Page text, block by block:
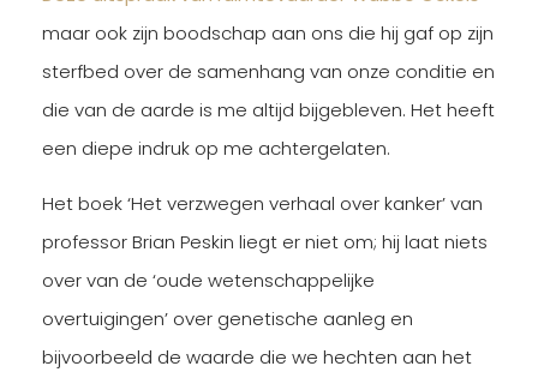
maar ook zijn boodschap aan ons die hij gaf op zijn
sterfbed over de samenhang van onze conditie en
die van de aarde is me altijd bijgebleven. Het heeft
een diepe indruk op me achtergelaten.
Het boek ‘Het verzwegen verhaal over kanker’ van
professor Brian Peskin liegt er niet om; hij laat niets
over van de ‘oude wetenschappelijke
overtuigingen’ over genetische aanleg en
bijvoorbeeld de waarde die we hechten aan het